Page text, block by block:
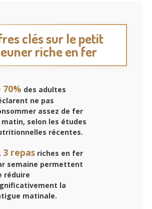
clés sur le petit
riche en fer
70% des adultes
ne pas
assez de fer
matin, selon les études
récentes.
3 repasriches en fer
semaine permettent
réduire
la
matinale.